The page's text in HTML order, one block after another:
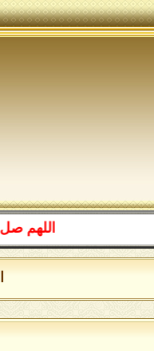
اللهم صل على
اللهُ